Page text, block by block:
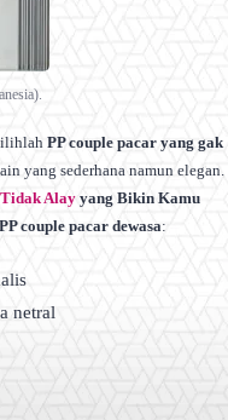
PP couple pacar yang gak
yang sederhana namun elegan.
Alay yang Bikin Kamu
PP couple pacar dewasa:
netral